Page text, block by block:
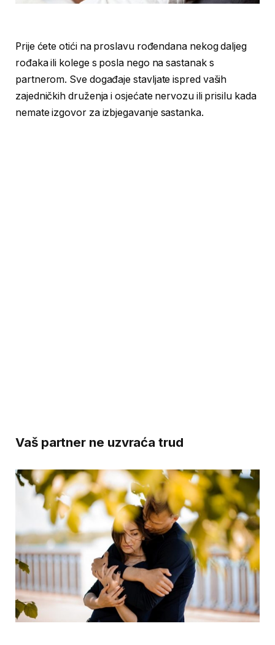
Prije ćete otići na proslavu rođendana nekog daljeg
rođaka ili kolege s posla nego na sastanak s
partnerom. Sve događaje stavljate ispred vaših
zajedničkih druženja i osjećate nervozu ili prisilu kada
nemate izgovor za izbjegavanje sastanka.
Vaš partner ne uzvraća trud